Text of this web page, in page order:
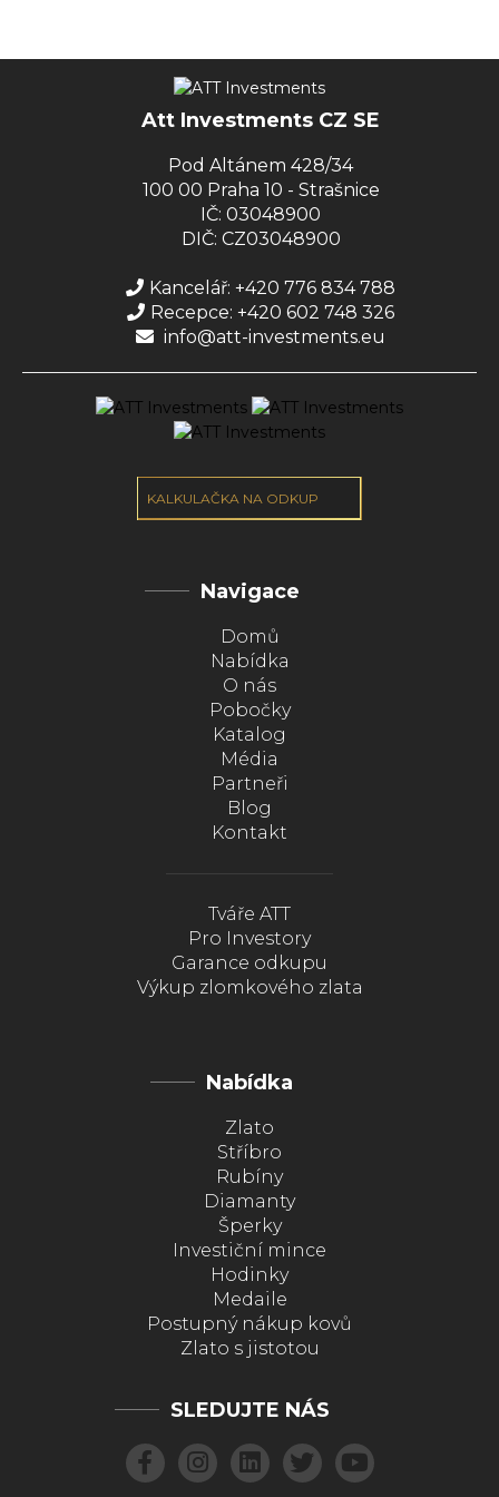
Att Investments CZ SE
Pod Altánem 428/34
100 00 Praha 10 - Strašnice
IČ: 03048900
DIČ: CZ03048900
Kancelář: +420 776 834 788
Recepce: +420 602 748 326
info@att-investments.eu
KALKULAČKA NA ODKUP
Navigace
Domů
Nabídka
O nás
Pobočky
Katalog
Média
Partneři
Blog
Kontakt
Tváře ATT
Pro Investory
Garance odkupu
Výkup zlomkového zlata
Nabídka
Zlato
Stříbro
Rubíny
Diamanty
Šperky
Investiční mince
Hodinky
Medaile
Postupný nákup kovů
Zlato s jistotou
SLEDUJTE NÁS